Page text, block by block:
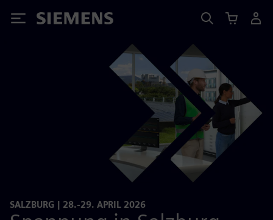
Siemens
SALZBURG | 28.-29. APRIL 2026